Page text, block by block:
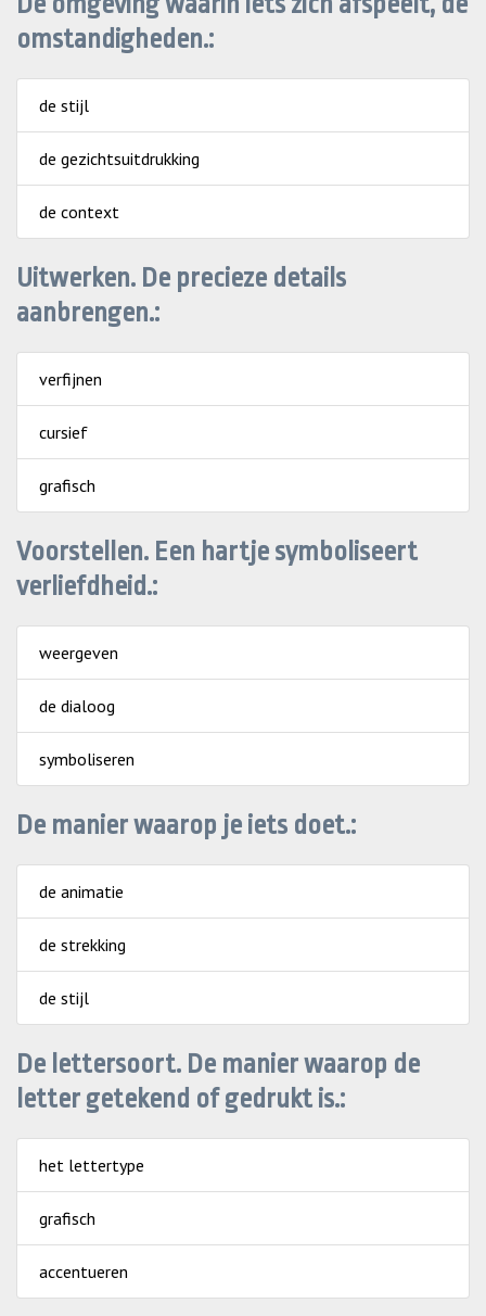
omstandigheden.:
de stijl
de gezichtsuitdrukking
de context
Uitwerken. De precieze details
aanbrengen.:
verfijnen
cursief
grafisch
Voorstellen. Een hartje symboliseert
verliefdheid.:
weergeven
de dialoog
symboliseren
De manier waarop je iets doet.:
de animatie
de strekking
de stijl
De lettersoort. De manier waarop de
letter getekend of gedrukt is.:
het lettertype
grafisch
accentueren